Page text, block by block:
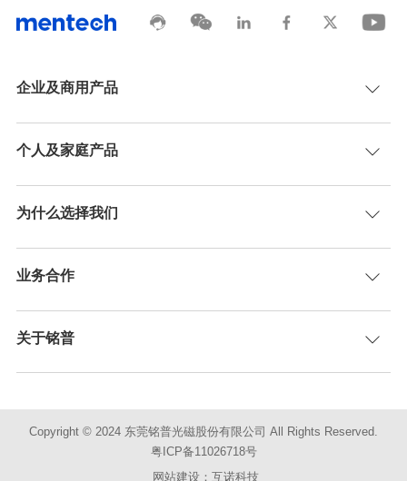
十八当燃！铭普光磁十八周年生日快乐
地
2026-06-25
实力
方案，高频大功率引领光储新能效
系统及元器件展览会（PCIM Europe）
企业及商用产品
个人及家庭产品
为什么选择我们
业务合作
关于铭普
Copyright © 2024 东莞铭普光磁股份有限公司 All Rights Reserved.
粤ICP备11026718号
网站建设：互诺科技